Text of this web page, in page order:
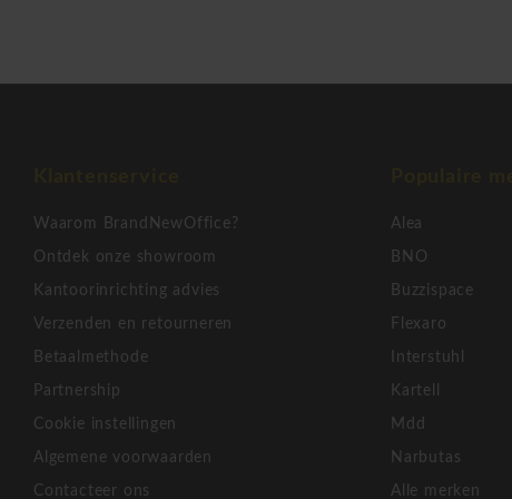
Waarom BrandNewOffice?
Ontdek onze showroom
Kantoorinrichting advies
Verzenden en retourneren
Betaalmethode
Partnership
Cookie instellingen
Algemene voorwaarden
Contacteer ons
Alea
BNO
Buzzispace
Flexaro
Interstuhl
Kartell
Mdd
Narbutas
Alle merken